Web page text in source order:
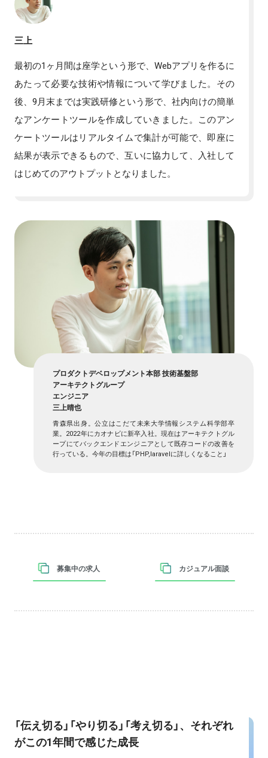
三上
最初の1ヶ月間は座学という形で、Webアプリを作るに
あたって必要な技術や情報について学びました。その
後、9月末までは実践研修という形で、社内向けの簡単
なアンケートツールを作成していきました。このアン
ケートツールはリアルタイムで集計が可能で、即座に
結果が表示できるもので、互いに協力して、入社して
はじめてのアウトプットとなりました。
プロダクトデベロップメント本部 技術基盤部
アーキテクトグループ
エンジニア
三上晴也
青森県出身。公立はこだて未来大学情報システム科学部卒
業。2022年にカオナビに新卒入社。現在はアーキテクトグル
ープにてバックエンドエンジニアとして既存コードの改善を
行っている。今年の目標は「PHP,laravelに詳しくなること」
募集中の求人 カジュアル面談
「伝え切る」「やり切る」「考え切る」、それぞれ
がこの1年間で感じた成長